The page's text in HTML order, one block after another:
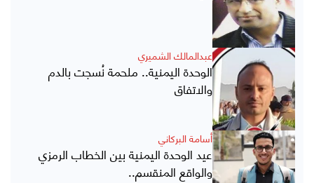
عبدالمالك الشميري
الوحدة اليمنية.. ملحمة نُسجت بالدم
والاتفاق
أسامة البركاني
عيد الوحدة اليمنية بين الخطاب الرمزي
والواقع المنقسم..